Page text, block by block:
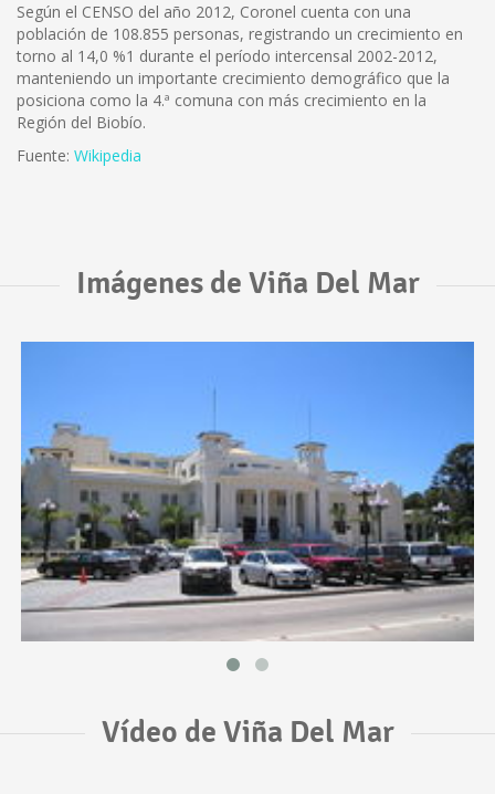
Según el CENSO del año 2012, Coronel cuenta con una
población de 108.855 personas, registrando un crecimiento en
torno al 14,0 %1 durante el período intercensal 2002-2012,
manteniendo un importante crecimiento demográfico que la
posiciona como la 4.ª comuna con más crecimiento en la
Región del Biobío.
Fuente: Wikipedia
Imágenes de Viña Del Mar
Vídeo de Viña Del Mar